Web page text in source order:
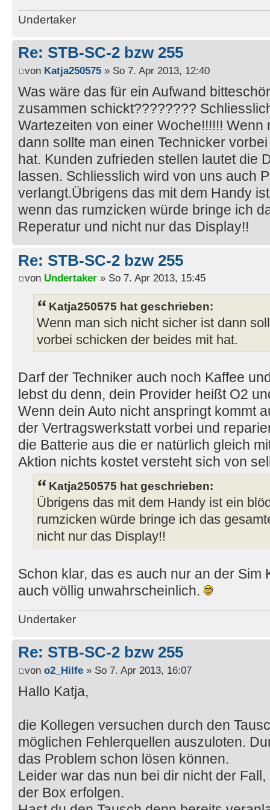
Undertaker
Re: STB-SC-2 bzw 255
von Katja250575 » So 7. Apr 2013, 12:40
Was wäre das für ein Aufwand
zusammen schickt????????
Wartezeiten von einer Woche!!!!!!
dann sollte man einen Technicker
hat. Kunden zufrieden stellen lautet die
lassen. Schliesslich wird von uns auch
verlangt.Übrigens das mit dem Handy
wenn das rumzicken würde bringe ich
Reperatur und nicht nur das Display!!
Re: STB-SC-2 bzw 255
von Undertaker » So 7. Apr 2013, 15:45
Katja250575 hat geschrieben:
Wenn man sich nicht sicher ist dann
vorbei schicken der beides mit hat.
Darf der Techniker auch noch Kaffee
lebst du denn, dein Provider heißt O2
Wenn dein Auto nicht anspringt kommt
der Vertragswerkstatt vorbei und
die Batterie aus die er natürlich gleich
Aktion nichts kostet versteht sich von
Katja250575 hat geschrieben:
Übrigens das mit dem Handy ist ein
rumzicken würde bringe ich das
nicht nur das Display!!
Schon klar, das es auch nur an der Sim
auch völlig unwahrscheinlich.
Undertaker
Re: STB-SC-2 bzw 255
von o2_Hilfe » So 7. Apr 2013, 16:07
Hallo Katja,
die Kollegen versuchen durch den
möglichen Fehlerquellen auszuloten.
das Problem schon lösen können.
Leider war das nun bei dir nicht der
der Box erfolgen.